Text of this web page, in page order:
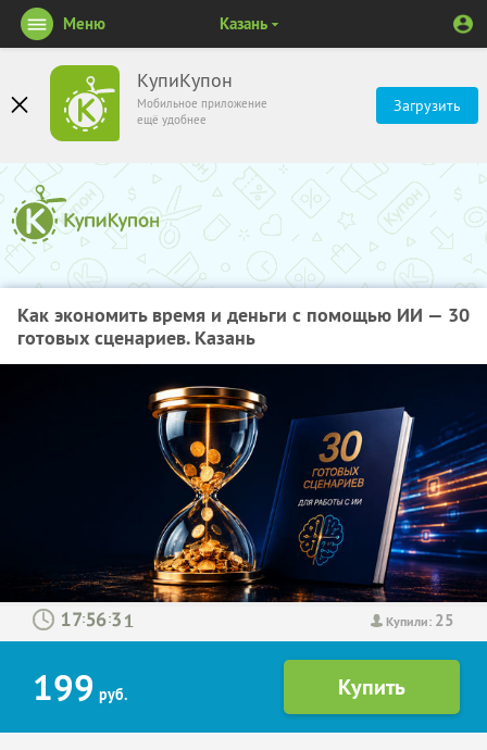
КупиКупон
Мобильное приложение
ещё удобнее
Загрузить
Меню Казань
Как экономить время и деньги с помощью ИИ — 30
готовых сценариев. Казань
Купили: 25
: :
199 руб.